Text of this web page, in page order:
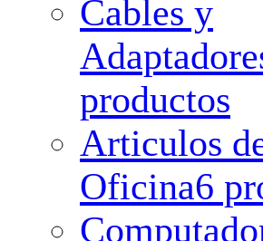
Cables y
productos
Articulos
Oficina6